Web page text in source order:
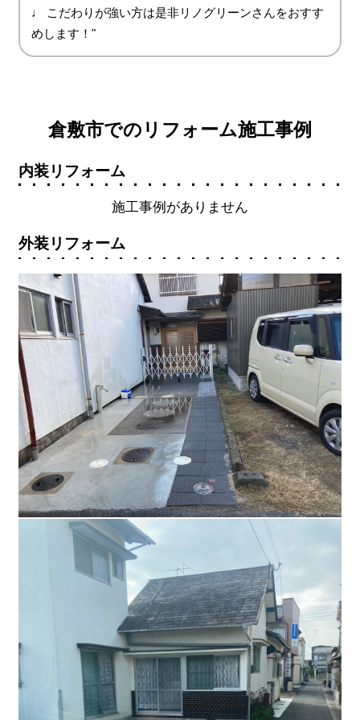
♩ こだわりが強い方は是非リノグリーンさんをおすす
めします！"
倉敷市でのリフォーム施工事例
内装リフォーム
施工事例がありません
外装リフォーム